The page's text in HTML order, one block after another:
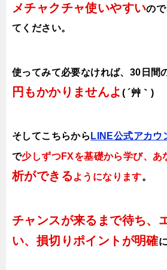
メチャクチャ使いやすいので
てください。
使ってみて必要なければ、30日間
円もかかりませんよ ( ´艸｀)
そしてこちらから LINE公式アカウ
で少しずつFXを基礎から学び、あ
析ができるようになります。
チャンスが来るまで待ち、
い、損切りポイントが明確